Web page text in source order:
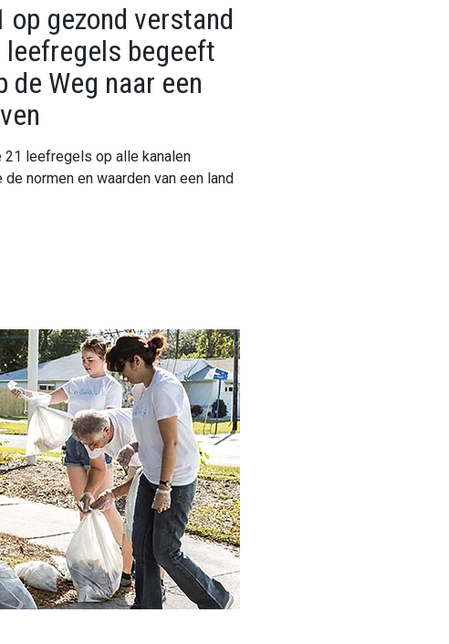
op gezond verstand
leefregels begeeft
de Weg naar een
21 leefregels op alle kanalen
normen en waarden van een land